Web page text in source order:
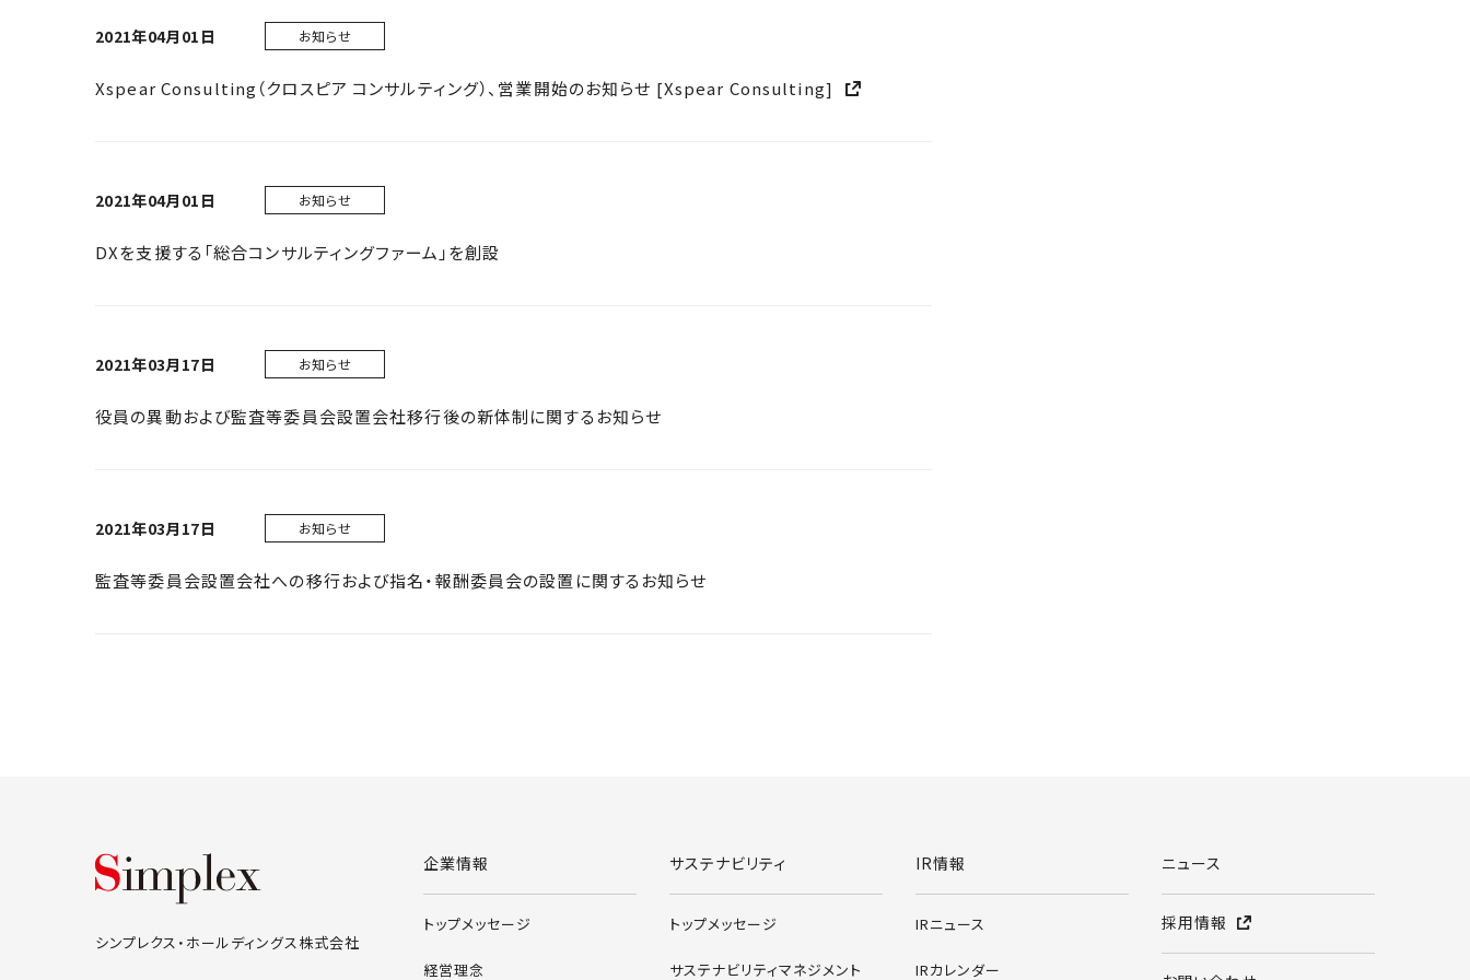
2021年04月01日 お知らせ
Xspear Consulting（クロスピア コンサルティング）、営業開始のお知らせ [Xspear Consulting]
2021年04月01日 お知らせ
DXを支援する「総合コンサルティングファーム」を創設
2021年03月17日 お知らせ
役員の異動および監査等委員会設置会社移行後の新体制に関するお知らせ
2021年03月17日 お知らせ
監査等委員会設置会社への移行および指名・報酬委員会の設置に関するお知らせ
シンプレクス・ホールディングス株式会社
シンプレクス・ホールディングス株式会社
企業情報
トップメッセージ
経営理念
サステナビリティ
トップメッセージ
サステナビリティマネジメント
IR情報
IRニュース
IRカレンダー
ニュース
採用情報